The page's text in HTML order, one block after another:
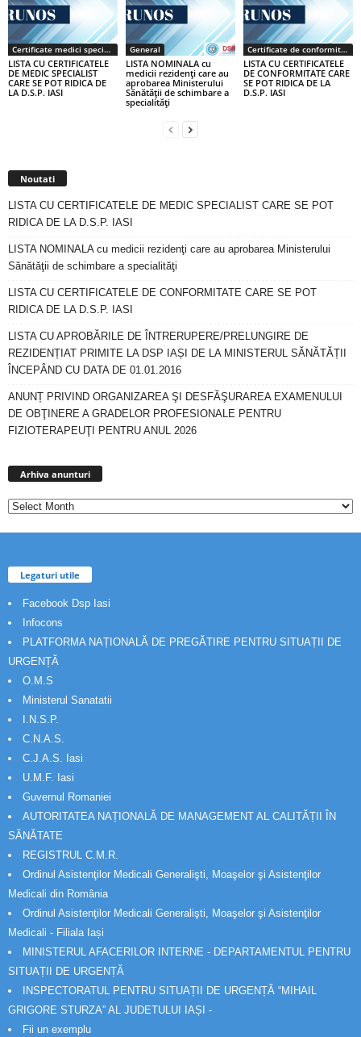
Certificate medici specialiști / primari
LISTA CU CERTIFICATELE
DE MEDIC SPECIALIST
CARE SE POT RIDICA DE
LA D.S.P. IASI
General
LISTA NOMINALA cu
medicii rezidenţi care au
aprobarea Ministerului
Sănătăţii de schimbare a
specialităţi
Certificate de conformitate
LISTA CU CERTIFICATELE
DE CONFORMITATE CARE
SE POT RIDICA DE LA
D.S.P. IASI
Noutati
LISTA CU CERTIFICATELE DE MEDIC SPECIALIST CARE SE POT
RIDICA DE LA D.S.P. IASI
LISTA NOMINALA cu medicii rezidenţi care au aprobarea Ministerului
Sănătăţii de schimbare a specialităţi
LISTA CU CERTIFICATELE DE CONFORMITATE CARE SE POT
RIDICA DE LA D.S.P. IASI
LISTA CU APROBĂRILE DE ÎNTRERUPERE/PRELUNGIRE DE
REZIDENȚIAT PRIMITE LA DSP IAȘI DE LA MINISTERUL SĂNĂTĂȚII
ÎNCEPÂND CU DATA DE 01.01.2016
ANUNȚ PRIVIND ORGANIZAREA ŞI DESFĂŞURAREA EXAMENULUI
DE OBŢINERE A GRADELOR PROFESIONALE PENTRU
FIZIOTERAPEUŢI PENTRU ANUL 2026
Arhiva anunturi
Legaturi utile
Facebook Dsp Iasi
Infocons
PLATFORMA NAȚIONALĂ DE PREGĂTIRE PENTRU SITUAȚII DE
URGENȚĂ
O.M.S
Ministerul Sanatatii
I.N.S.P.
C.N.A.S.
C.J.A.S. Iasi
U.M.F. Iasi
Guvernul Romaniei
AUTORITATEA NAȚIONALĂ DE MANAGEMENT AL CALITĂȚII ÎN
SĂNĂTATE
REGISTRUL C.M.R.
Ordinul Asistenţilor Medicali Generalişti, Moaşelor şi Asistenţilor
Medicali din România
Ordinul Asistenţilor Medicali Generalişti, Moaşelor şi Asistenţilor
Medicali - Filiala Iași
MINISTERUL AFACERILOR INTERNE - DEPARTAMENTUL PENTRU
SITUAȚII DE URGENȚĂ
INSPECTORATUL PENTRU SITUAȚII DE URGENȚĂ “MIHAIL
GRIGORE STURZA” AL JUDETULUI IAȘI -
Fii un exemplu